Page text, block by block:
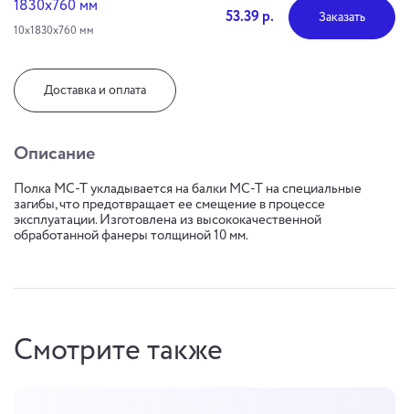
1830х760 мм
10х1830х760 мм
53.39 р. Заказать
Доставка и оплата
Описание
Полка МС-Т укладывается на балки МС-Т на специальные
загибы, что предотвращает ее смещение в процессе
эксплуатации. Изготовлена из высококачественной
обработанной фанеры толщиной 10 мм.
Смотрите также